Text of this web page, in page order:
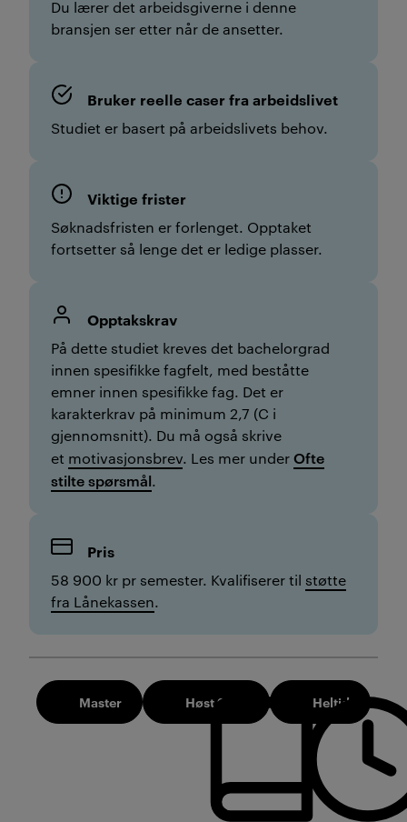
Du lærer det arbeidsgiverne i denne
bransjen ser etter når de ansetter.
Bruker reelle caser fra arbeidslivet
Studiet er basert på arbeidslivets behov.
Viktige frister
Søknadsfristen er forlenget. Opptaket
fortsetter så lenge det er ledige plasser.
Opptakskrav
På dette studiet kreves det bachelorgrad
innen spesifikke fagfelt, med beståtte
emner innen spesifikke fag. Det er
karakterkrav på minimum 2,7 (C i
gjennomsnitt). Du må også skrive
et motivasjonsbrev. Les mer underOfte
stilte spørsmål.
Pris
58 900 kr pr semester. Kvalifiserer til støtte
fra Lånekassen.
Master Høst 2026 Heltid